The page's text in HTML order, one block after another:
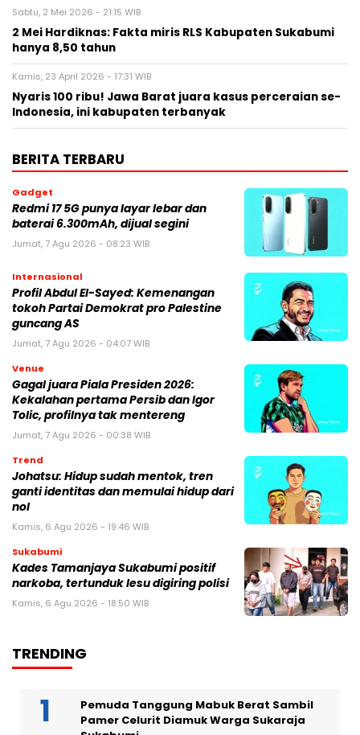
Sabtu, 2 Mei 2026 - 21:15 WIB
2 Mei Hardiknas: Fakta miris RLS Kabupaten Sukabumi
hanya 8,50 tahun
Kamis, 23 April 2026 - 17:31 WIB
Nyaris 100 ribu! Jawa Barat juara kasus perceraian se-
Indonesia, ini kabupaten terbanyak
BERITA TERBARU
Gadget
Redmi 17 5G punya layar lebar dan
baterai 6.300mAh, dijual segini
Jumat, 7 Agu 2026 - 08:23 WIB
Internasional
Profil Abdul El-Sayed: Kemenangan
tokoh Partai Demokrat pro Palestine
guncang AS
Jumat, 7 Agu 2026 - 04:07 WIB
Venue
Gagal juara Piala Presiden 2026:
Kekalahan pertama Persib dan Igor
Tolic, profilnya tak mentereng
Jumat, 7 Agu 2026 - 00:38 WIB
Trend
Johatsu: Hidup sudah mentok, tren
ganti identitas dan memulai hidup dari
nol
Kamis, 6 Agu 2026 - 19:46 WIB
Sukabumi
Kades Tamanjaya Sukabumi positif
narkoba, tertunduk lesu digiring polisi
Kamis, 6 Agu 2026 - 18:50 WIB
TRENDING
Pemuda Tanggung Mabuk Berat Sambil
Pamer Celurit Diamuk Warga Sukaraja